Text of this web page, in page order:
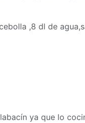
,8 dl de
ya que lo